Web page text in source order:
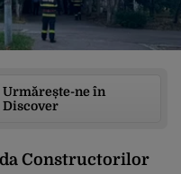
Urmărește-ne în
Discover
Constructorilor